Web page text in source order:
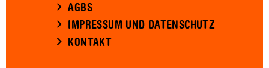
AGBS
IMPRESSUM UND DATENSCHUTZ
KONTAKT